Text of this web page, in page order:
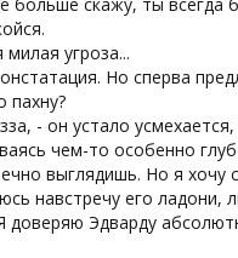
милая угроза...
Но сперва
пахну?
- он устало
чем-то особенно
выглядишь. Но я хочу
навстречу его ладони,
доверяю Эдварду